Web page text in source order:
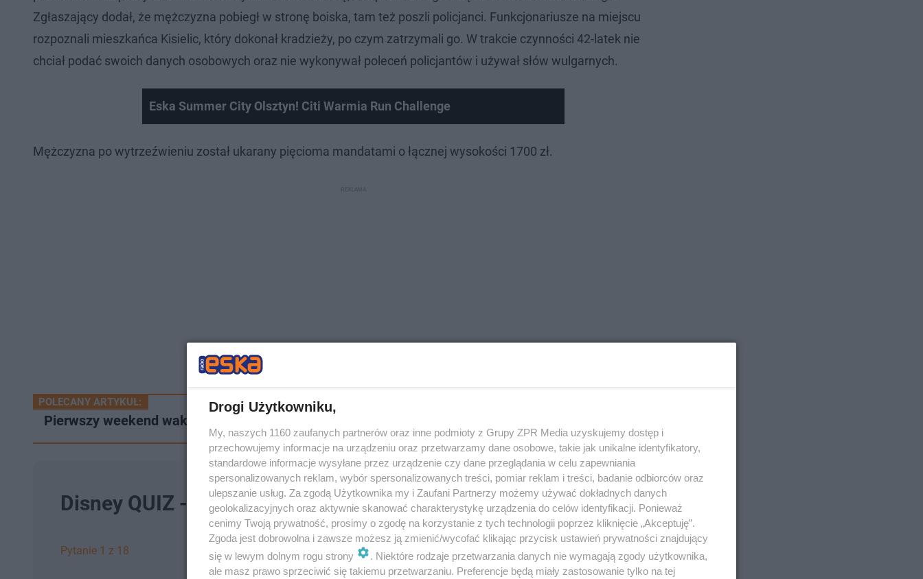
Zgłaszający dodał, że mężczyzna pobiegł w stronę boiska, tam też poszli policjanci. Funkcjonariusze na miejscu
rozpoznali mieszkańca Kisielic, który dokonał kradzieży, po czym zatrzymali go. W trakcie czynności 42-latek nie
chciał podać swoich danych osobowych oraz nie wykonywał poleceń policjantów i używał słów wulgarnych.
Eska Summer City Olsztyn! Citi Warmia Run Challenge
Mężczyzna po wytrzeźwieniu został ukarany pięcioma mandatami o łącznej wysokości 1700 zł.
POLECANY ARTYKUŁ:
Pierwszy weekend wakacji. Policjanci w Iławie i okolicy interweniowali aż 195 r…
Disney QUIZ - Jak dobrze znasz księżniczki z bajek?
Pytanie 1 z 18
Drogi Użytkowniku,
My, naszych 1160 zaufanych partnerów oraz inne podmioty z Grupy ZPR Media uzyskujemy dostęp i
przechowujemy informacje na urządzeniu oraz przetwarzamy dane osobowe, takie jak unikalne identyfikatory,
standardowe informacje wysyłane przez urządzenie czy dane przeglądania w celu zapewniania
spersonalizowanych reklam, wybór spersonalizowanych treści, pomiar reklam i treści, badanie odbiorców oraz
ulepszanie usług. Za zgodą Użytkownika my i Zaufani Partnerzy możemy używać dokładnych danych
geolokalizacyjnych oraz aktywnie skanować charakterystykę urządzenia do celów identyfikacji. Ponieważ
cenimy Twoją prywatność, prosimy o zgodę na korzystanie z tych technologii poprzez kliknięcie „Akceptuję”.
Zgoda jest dobrowolna i zawsze możesz ją zmienić/wycofać klikając przycisk ustawień prywatności znajdujący
się w lewym dolnym rogu strony
. Niektóre rodzaje przetwarzania danych nie wymagają zgody użytkownika,
ale masz prawo sprzeciwić się takiemu przetwarzaniu. Preferencje będą miały zastosowanie tylko na tej